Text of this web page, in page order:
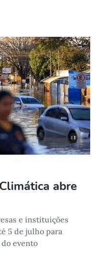
abre
e instituições
5 de julho para
evento